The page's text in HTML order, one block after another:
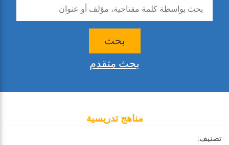
بحث
بحث متقدم
مناهج تدريسية
تصنيف: